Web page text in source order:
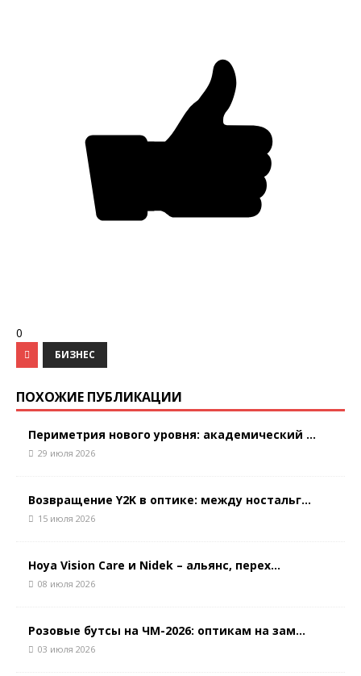
0
БИЗНЕС
ПОХОЖИЕ ПУБЛИКАЦИИ
Периметрия нового уровня: академический ...
29 июля 2026
Возвращение Y2K в оптике: между ностальг...
15 июля 2026
Hoya Vision Care и Nidek – альянс, перех...
08 июля 2026
Розовые бутсы на ЧМ-2026: оптикам на зам...
03 июля 2026